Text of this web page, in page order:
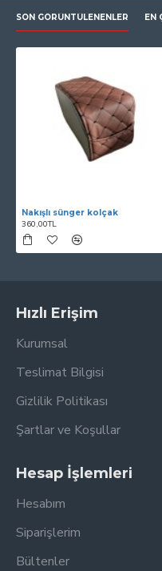
SON GÖRÜNTÜLENENLER EN
Nakışlı sünger kolçak
360,00TL
Hızlı Erişim
Kurumsal
Teslimat Bilgisi
Gizlilik Politikası
Şartlar ve Koşullar
Hesap İşlemleri
Hesabım
Siparişlerim
Bültenler